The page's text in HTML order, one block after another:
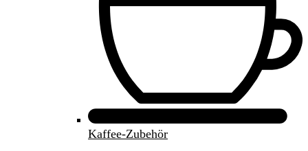
Kaffee-Zubehör